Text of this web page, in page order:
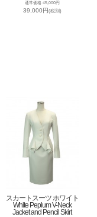
通常価格 45,000円
39,000円(税別)
スカートスーツ ホワイト
White Peplum V-Neck
Jacket and Pencil Skirt